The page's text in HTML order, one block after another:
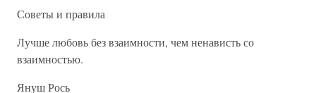
Советы и правила
Лучше любовь без взаимности, чем ненависть со
взаимностью.
Януш Рось